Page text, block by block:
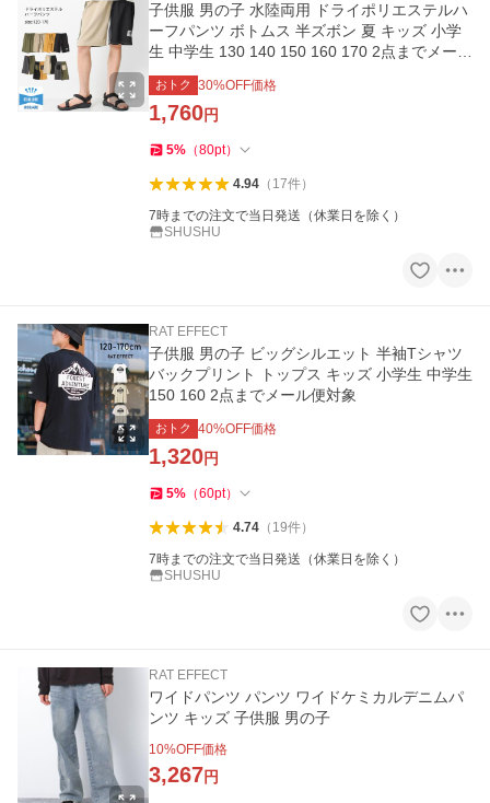
子供服 男の子 水陸両用 ドライポリエステルハ
ーフパンツ ボトムス 半ズボン 夏 キッズ 小学
生 中学生 130 140 150 160 170 2点までメール
便対象 送料無料
おトク 30%OFF価格
1,760円
5% （80pt）
4.94（ 17件）
7時までの注文で当日発送（休業日を除く）
SHUSHU
RAT EFFECT
子供服 男の子 ビッグシルエット 半袖Tシャツ
バックプリント トップス キッズ 小学生 中学生
150 160 2点までメール便対象
おトク 40%OFF価格
1,320円
5% （60pt）
4.74（ 19件）
7時までの注文で当日発送（休業日を除く）
SHUSHU
RAT EFFECT
ワイドパンツ パンツ ワイドケミカルデニムパ
ンツ キッズ 子供服 男の子
10%OFF価格
3,267円